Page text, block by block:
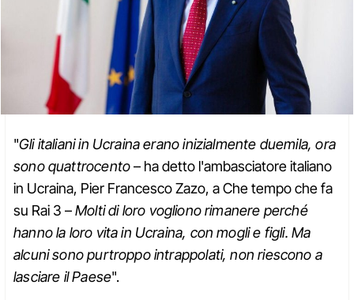
"Gli italiani in Ucraina erano inizialmente duemila, ora
sono quattrocento– ha detto l'ambasciatore italiano
in Ucraina, Pier Francesco Zazo, a Che tempo che fa
su Rai 3 –Molti di loro vogliono rimanere perché
hanno la loro vita in Ucraina, con mogli e figli. Ma
alcuni sono purtroppo intrappolati, non riescono a
lasciare il Paese".